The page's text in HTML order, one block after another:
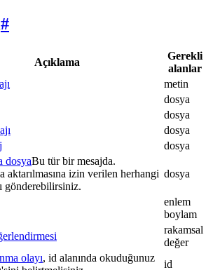
#
Açıklama
Gerekli
alanlar
metin
dosya
dosya
dosya
dosya
dosyaBu tür bir mesajda.
aktarılmasına izin verilen herhangi
gönderebilirsiniz.
dosya
enlem
boylam
rakamsal
değer
olayı, id alanında okuduğunuz
id